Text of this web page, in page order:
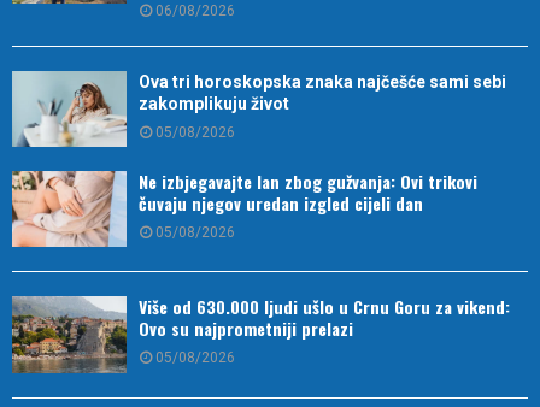
06/08/2026
Ova tri horoskopska znaka najčešće sami sebi
zakomplikuju život
05/08/2026
Ne izbjegavajte lan zbog gužvanja: Ovi trikovi
čuvaju njegov uredan izgled cijeli dan
05/08/2026
Više od 630.000 ljudi ušlo u Crnu Goru za vikend:
Ovo su najprometniji prelazi
05/08/2026